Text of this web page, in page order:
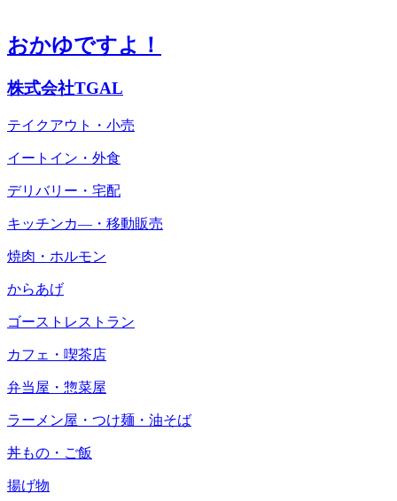
おかゆですよ！
株式会社TGAL
テイクアウト・小売
イートイン・外食
デリバリー・宅配
キッチンカ―・移動販売
焼肉・ホルモン
からあげ
ゴーストレストラン
カフェ・喫茶店
弁当屋・惣菜屋
ラーメン屋・つけ麺・油そば
丼もの・ご飯
揚げ物